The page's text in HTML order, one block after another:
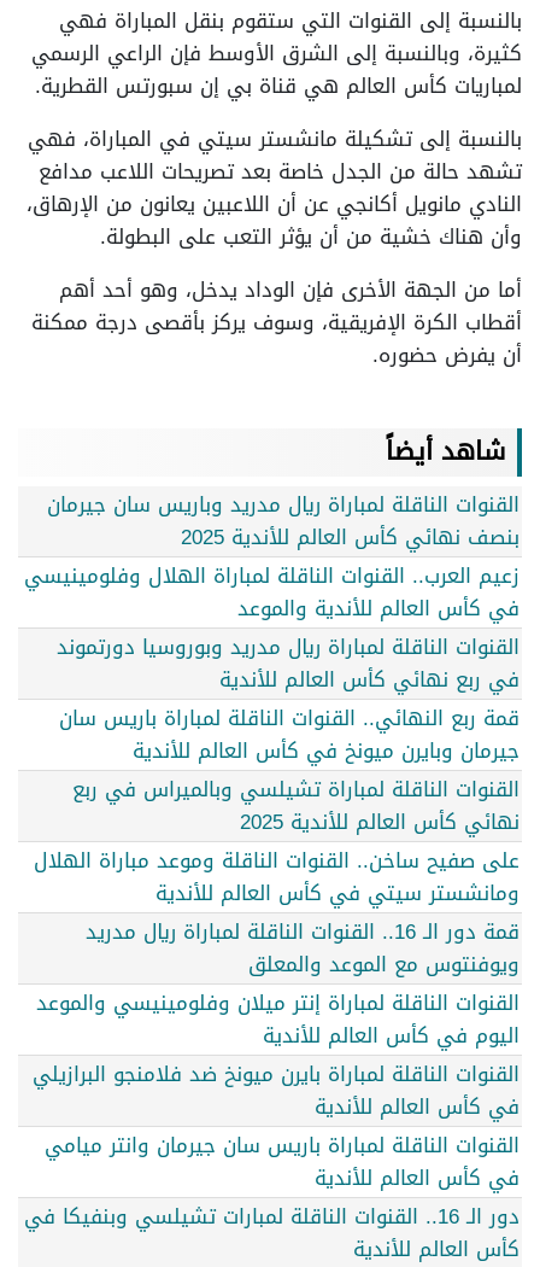
بالنسبة إلى القنوات التي ستقوم بنقل المباراة فهي
كثيرة، وبالنسبة إلى الشرق الأوسط فإن الراعي الرسمي
لمباريات كأس العالم هي قناة بي إن سبورتس القطرية.
بالنسبة إلى تشكيلة مانشستر سيتي في المباراة، فهي
تشهد حالة من الجدل خاصة بعد تصريحات اللاعب مدافع
النادي مانويل أكانجي عن أن اللاعبين يعانون من الإرهاق،
وأن هناك خشية من أن يؤثر التعب على البطولة.
أما من الجهة الأخرى فإن الوداد يدخل، وهو أحد أهم
أقطاب الكرة الإفريقية، وسوف يركز بأقصى درجة ممكنة
أن يفرض حضوره.
شاهد أيضاً
القنوات الناقلة لمباراة ريال مدريد وباريس سان جيرمان
بنصف نهائي كأس العالم للأندية 2025
زعيم العرب.. القنوات الناقلة لمباراة الهلال وفلومينيسي
في كأس العالم للأندية والموعد
القنوات الناقلة لمباراة ريال مدريد وبوروسيا دورتموند
في ربع نهائي كأس العالم للأندية
قمة ربع النهائي.. القنوات الناقلة لمباراة باريس سان
جيرمان وبايرن ميونخ في كأس العالم للأندية
القنوات الناقلة لمباراة تشيلسي وبالميراس في ربع
نهائي كأس العالم للأندية 2025
على صفيح ساخن.. القنوات الناقلة وموعد مباراة الهلال
ومانشستر سيتي في كأس العالم للأندية
قمة دور الـ 16.. القنوات الناقلة لمباراة ريال مدريد
ويوفنتوس مع الموعد والمعلق
القنوات الناقلة لمباراة إنتر ميلان وفلومينيسي والموعد
اليوم في كأس العالم للأندية
القنوات الناقلة لمباراة بايرن ميونخ ضد فلامنجو البرازيلي
في كأس العالم للأندية
القنوات الناقلة لمباراة باريس سان جيرمان وانتر ميامي
في كأس العالم للأندية
دور الـ 16.. القنوات الناقلة لمبارات تشيلسي وبنفيكا في
كأس العالم للأندية